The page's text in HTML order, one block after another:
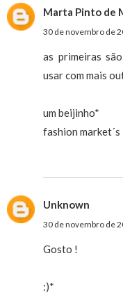
Marta Pinto de
30 de novembro de
as primeiras
usar com mais
um beijinho*
fashion
Unknown
30 de novembro de
Gosto !
:)*